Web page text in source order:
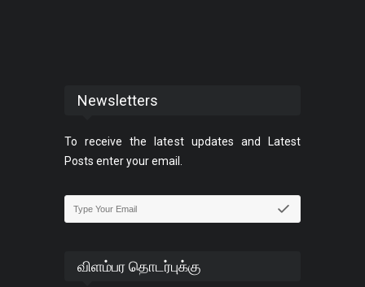
Newsletters
To receive the latest updates and Latest
Posts enter your email.
விளம்பர தொடர்புக்கு